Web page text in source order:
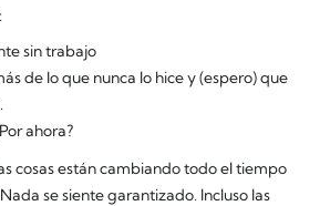
sin trabajo
de lo que nunca lo hice y (espero) que
ahora?
cosas están cambiando todo el tiempo
se siente garantizado. Incluso las